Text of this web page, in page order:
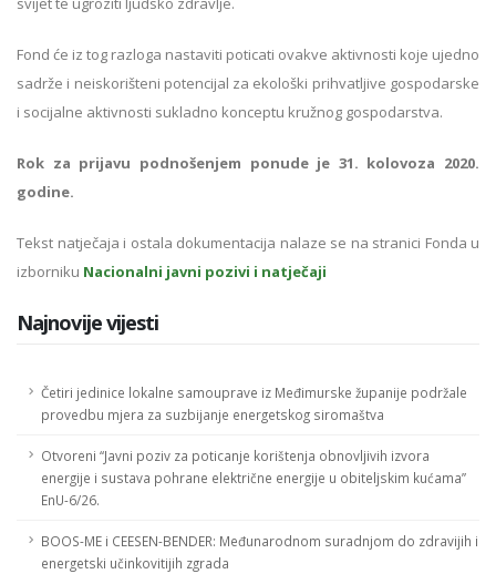
Fond će iz tog razloga nastaviti poticati ovakve aktivnosti koje ujedno
sadrže i neiskorišteni potencijal za ekološki prihvatljive gospodarske
i socijalne aktivnosti sukladno konceptu kružnog gospodarstva.
Rok za prijavu podnošenjem ponude je 31. kolovoza 2020.
godine.
Tekst natječaja i ostala dokumentacija nalaze se na stranici Fonda u
izborniku Nacionalni javni pozivi i natječaji
Najnovije vijesti
Četiri jedinice lokalne samouprave iz Međimurske županije podržale
provedbu mjera za suzbijanje energetskog siromaštva
Otvoreni “Javni poziv za poticanje korištenja obnovljivih izvora
energije i sustava pohrane električne energije u obiteljskim kućama”
EnU-6/26.
BOOS-ME i CEESEN-BENDER: Međunarodnom suradnjom do zdravijih i
energetski učinkovitijih zgrada